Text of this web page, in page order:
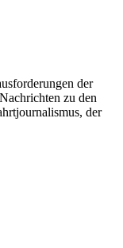
der
zu den
der